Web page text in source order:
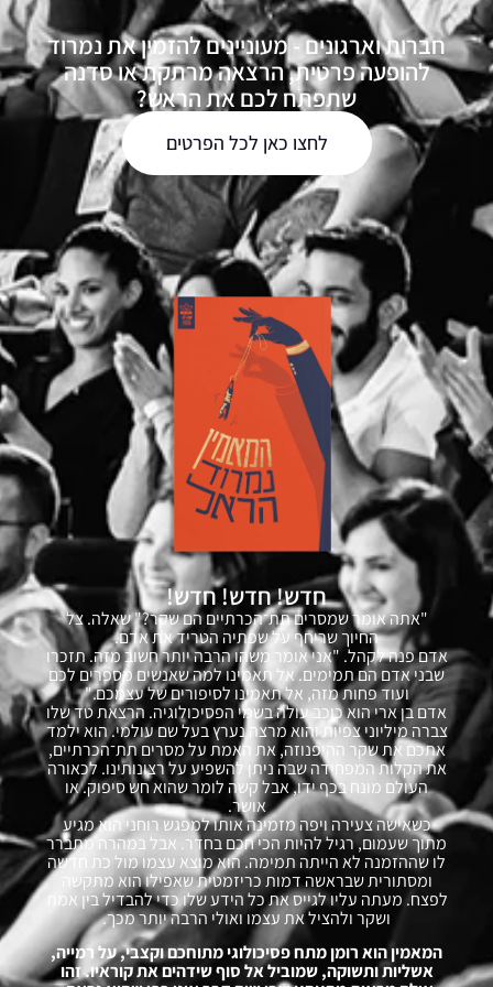
חברות וארגונים - מעוניינים להזמין את נמרוד
להופעה פרטית, הרצאה מרתקת או סדנה
שתפתח לכם את הראש?
לחצו כאן לכל הפרטים
חדש! חדש! חדש!
"אתה אומר שמסרים תת־הכרתיים הם שקר?" שאלה. צל
החיוך שריחף על שפתיה הטריד את אדם.
אדם פנה לקהל. "אני אומר משהו הרבה יותר חשוב מזה. תזכרו
שבני אדם הם תמימים. אל תאמינו למה שאנשים מספרים לכם
ועוד פחות מזה, אל תאמינו לסיפורים של עצמכם."
אדם בן ארי הוא כוכב עולה בשמי הפסיכולוגיה. הרצאת טד שלו
צברה מיליוני צפיות והוא מרצה נערץ בעל שם עולמי. הוא ילמד
אתכם את שקר ההיפנוזה, את האמת על מסרים תת־הכרתיים,
את הקלות המפחידה שבה ניתן להשפיע על רצונותינו. לכאורה
העולם מונח בכף ידו, אבל קשה לומר שהוא חש סיפוק. או
אושר.
כשאישה צעירה ויפה מזמינה אותו למפגש רוחני הוא מגיע
מתוך שעמום, רגיל להיות הכי חכם בחדר. אבל במהרה מתברר
לו שההזמנה לא הייתה תמימה. הוא מוצא עצמו מול כת חדשה
ומסתורית שבראשה דמות כריזמטית שאפילו הוא מתקשה
לפצח. מעתה עליו לגייס את כל הידע שלו כדי להבדיל בין אמת
ושקר ולהציל את עצמו ואולי הרבה יותר מכך.
המאמין הוא רומן מתח פסיכולוגי מתוחכם וקצבי, על רמייה,
אשליות ותשוקה, שמוביל אל סוף שידהים את קוראיו. זהו